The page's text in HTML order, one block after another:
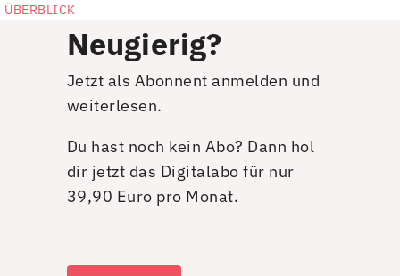
ÜBERBLICK
Neugierig?
Jetzt als Abonnent anmelden und
weiterlesen.
Du hast noch kein Abo? Dann hol
dir jetzt das Digitalabo für nur
39,90 Euro pro Monat.